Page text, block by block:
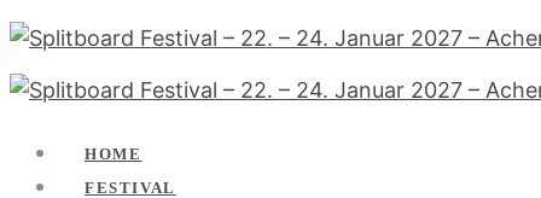
HOME
FESTIVAL